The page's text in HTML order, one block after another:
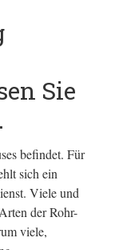
Sie
befindet. Für
sich ein
Viele und
der Rohr-
viele,